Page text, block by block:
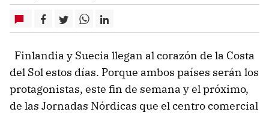
Finlandia y Suecia llegan al corazón de la Costa
del Sol estos días. Porque ambos países serán los
protagonistas, este fin de semana y el próximo,
de las Jornadas Nórdicas que el centro comercial